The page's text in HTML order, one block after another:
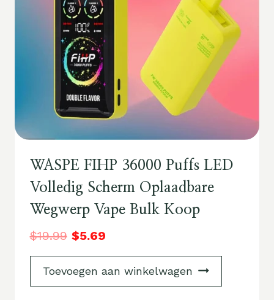
WASPE FIHP 36000 Puffs LED
Volledig Scherm Oplaadbare
Wegwerp Vape Bulk Koop
$19.99 $5.69
Toevoegen aan winkelwagen